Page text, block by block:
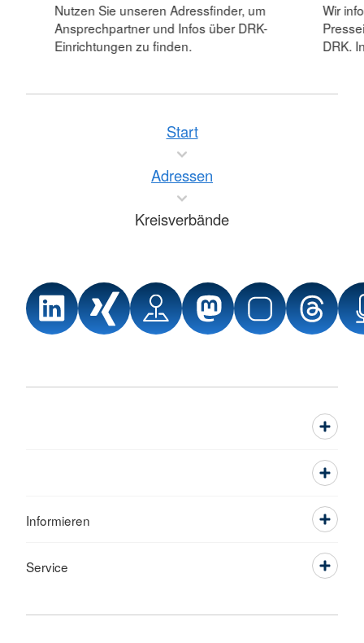
Nutzen Sie unseren Adressfinder, um
Ansprechpartner und Infos über DRK-
Einrichtungen zu finden.
Wir
DRK.
Start
Adressen
Kreisverbände
Informieren
Service